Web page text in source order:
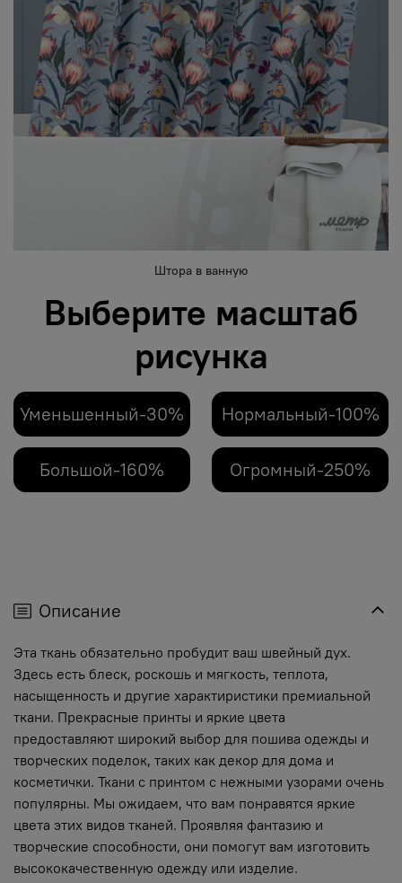
Штора в ванную
Выберите масштаб
рисунка
Уменьшенный-30% Нормальный-100%
Большой-160% Огромный-250%
Описание
Эта ткань обязательно пробудит ваш швейный дух.
Здесь есть блеск, роскошь и мягкость, теплота,
насыщенность и другие характиристики премиальной
ткани. Прекрасные принты и яркие цвета
предоставляют широкий выбор для пошива одежды и
творческих поделок, таких как декор для дома и
косметички. Ткани с принтом с нежными узорами очень
популярны. Мы ожидаем, что вам понравятся яркие
цвета этих видов тканей. Проявляя фантазию и
творческие способности, они помогут вам изготовить
высококачественную одежду или изделие.